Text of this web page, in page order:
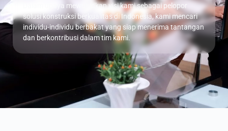
Dalam upaya mewujudkan visi kami sebagai pelopor
solusi konstruksi berkualitas di Indonesia, kami mencari
individu-individu berbakat yang siap menerima tantangan
dan berkontribusi dalam tim kami.